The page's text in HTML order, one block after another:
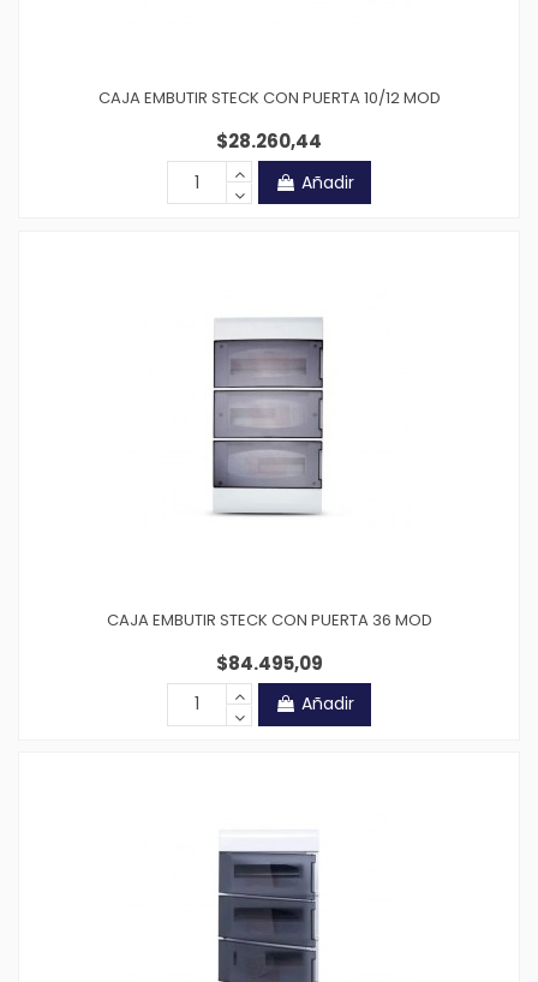
CAJA EMBUTIR STECK CON PUERTA 10/12 MOD
$28.260,44
Añadir
CAJA EMBUTIR STECK CON PUERTA 36 MOD
$84.495,09
Añadir